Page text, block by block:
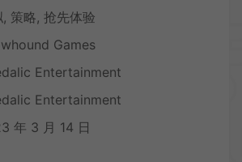
, 策略, 抢先体验
Games
Entertainment
Entertainment
年 3 月 14 日